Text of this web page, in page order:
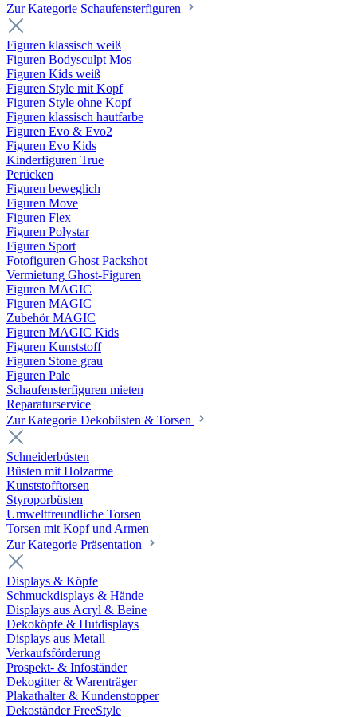
Zur Kategorie Schaufenster­figuren
Figuren klassisch weiß
Figuren Bodysculpt Mos
Figuren Kids weiß
Figuren Style mit Kopf
Figuren Style ohne Kopf
Figuren klassisch hautfarbe
Figuren Evo & Evo2
Figuren Evo Kids
Kinderfiguren True
Perücken
Figuren beweglich
Figuren Move
Figuren Flex
Figuren Polystar
Figuren Sport
Fotofiguren Ghost Packshot
Vermietung Ghost-Figuren
Figuren MAGIC
Figuren MAGIC
Zubehör MAGIC
Figuren MAGIC Kids
Figuren Kunststoff
Figuren Stone grau
Figuren Pale
Schaufensterfiguren mieten
Reparaturservice
Zur Kategorie Dekobüsten & Torsen
Schneiderbüsten
Büsten mit Holzarme
Kunststofftorsen
Styroporbüsten
Umweltfreundliche Torsen
Torsen mit Kopf und Armen
Zur Kategorie Präsentation
Displays & Köpfe
Schmuckdisplays & Hände
Displays aus Acryl & Beine
Dekoköpfe & Hutdisplays
Displays aus Metall
Verkaufsförderung
Prospekt- & Infoständer
Dekogitter & Warenträger
Plakathalter & Kundenstopper
Dekoständer FreeStyle